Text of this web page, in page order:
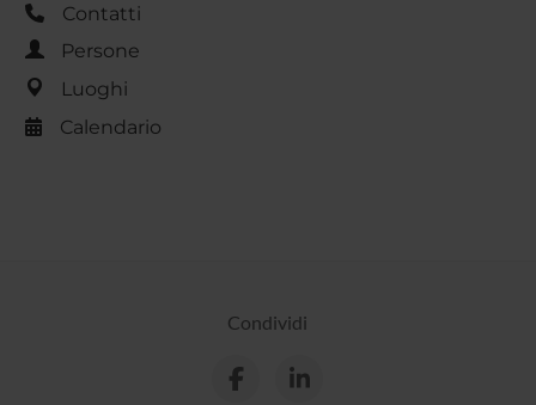
Contatti
Persone
Luoghi
Calendario
Condividi